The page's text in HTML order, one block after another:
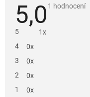
5,0 Průměrné
1 hodnocení
5
1x
4
0x
3
0x
2
0x
1
0x